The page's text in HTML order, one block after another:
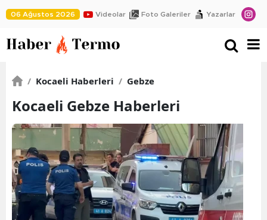
06 Ağustos 2026 Videolar Foto Galeriler Yazarlar
/ Kocaeli Haberleri / Gebze
Kocaeli Gebze Haberleri